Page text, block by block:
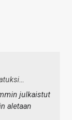
julkaistut
aletaan